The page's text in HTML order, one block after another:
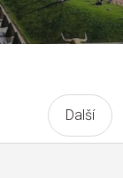
Další